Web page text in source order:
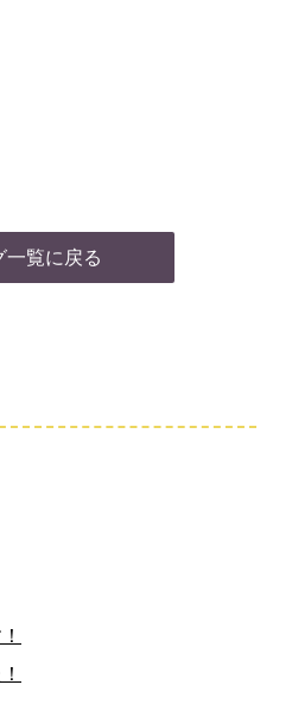
一覧に戻る